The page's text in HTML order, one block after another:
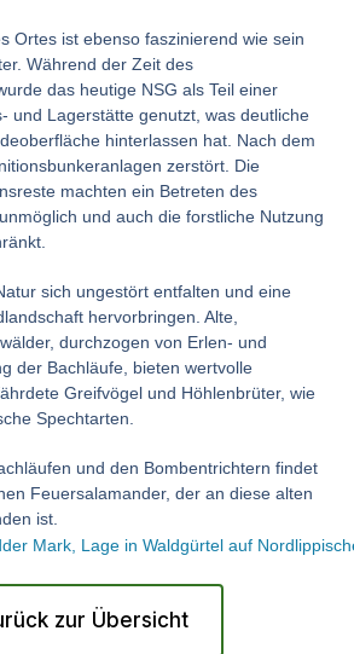
Ortes ist ebenso faszinierend wie sein
Während der Zeit des
das heutige NSG als Teil einer
und Lagerstätte genutzt, was deutliche
hinterlassen hat. Nach dem
zerstört. Die
machten ein Betreten des
und auch die forstliche Nutzung
sich ungestört entfalten und eine
hervorbringen. Alte,
durchzogen von Erlen- und
der Bachläufe, bieten wertvolle
Greifvögel und Höhlenbrüter, wie
Spechtarten.
und den Bombentrichtern findet
Feuersalamander, der an diese alten
ist.
zur Übersicht